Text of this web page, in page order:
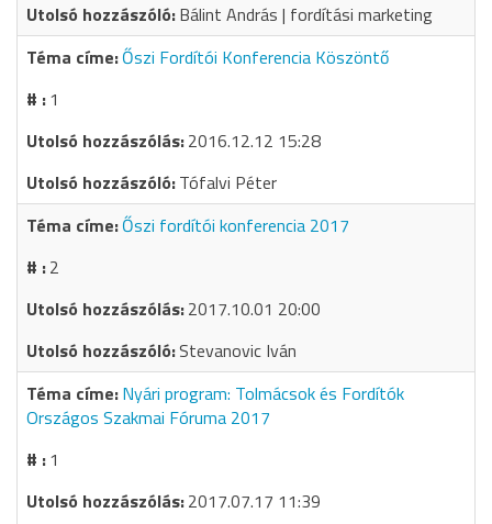
Bálint András | fordítási marketing
Őszi Fordítói Konferencia Köszöntő
1
2016.12.12 15:28
Tófalvi Péter
Őszi fordítói konferencia 2017
2
2017.10.01 20:00
Stevanovic Iván
Nyári program: Tolmácsok és Fordítók
Országos Szakmai Fóruma 2017
1
2017.07.17 11:39